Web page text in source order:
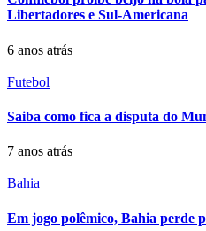
Libertadores e Sul-Americana
6 anos atrás
Futebol
Saiba como fica a disputa do
7 anos atrás
Bahia
Em jogo polêmico, Bahia perde